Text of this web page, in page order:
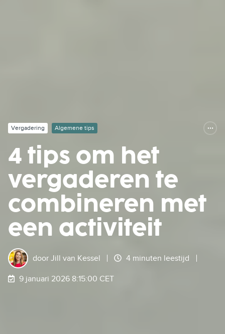
Vergadering Algemene tips
4 tips om het
vergaderen te
combineren met
een activiteit
door Jill van Kessel 4 minuten leestijd
9 januari 2026 8:15:00 CET